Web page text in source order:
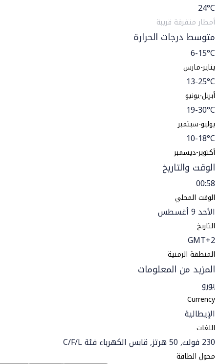
24°C
أمطار متفرقة قريبة
متوسط درجات الحرارة
6-15°C
يناير-مارس
13-25°C
أبريل-يونيو
19-30°C
يوليو-سبتمبر
10-18°C
أكتوبر-ديسمبر
الوقت والتاريخ
00:58
الوقت المحلي
الأحد 9 أغسطس
التاريخ
GMT+2
المنطقة الزمنية
المزيد من المعلومات
يورو
Currency
الإيطالية
اللغات
230 فولت, 50 هرتز, قابس الكهرباء فئة C/F/L
محول الطاقة